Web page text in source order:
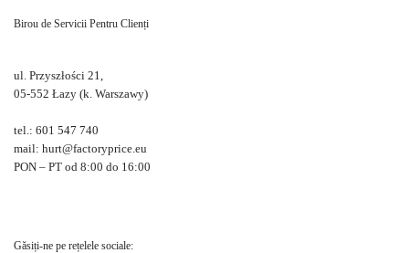
Birou de Servicii Pentru Clienți
ul. Przyszłości 21,
05-552 Łazy (k. Warszawy)
tel.: 601 547 740
mail: hurt@factoryprice.eu
PON – PT od 8:00 do 16:00
Găsiți-ne pe rețelele sociale: